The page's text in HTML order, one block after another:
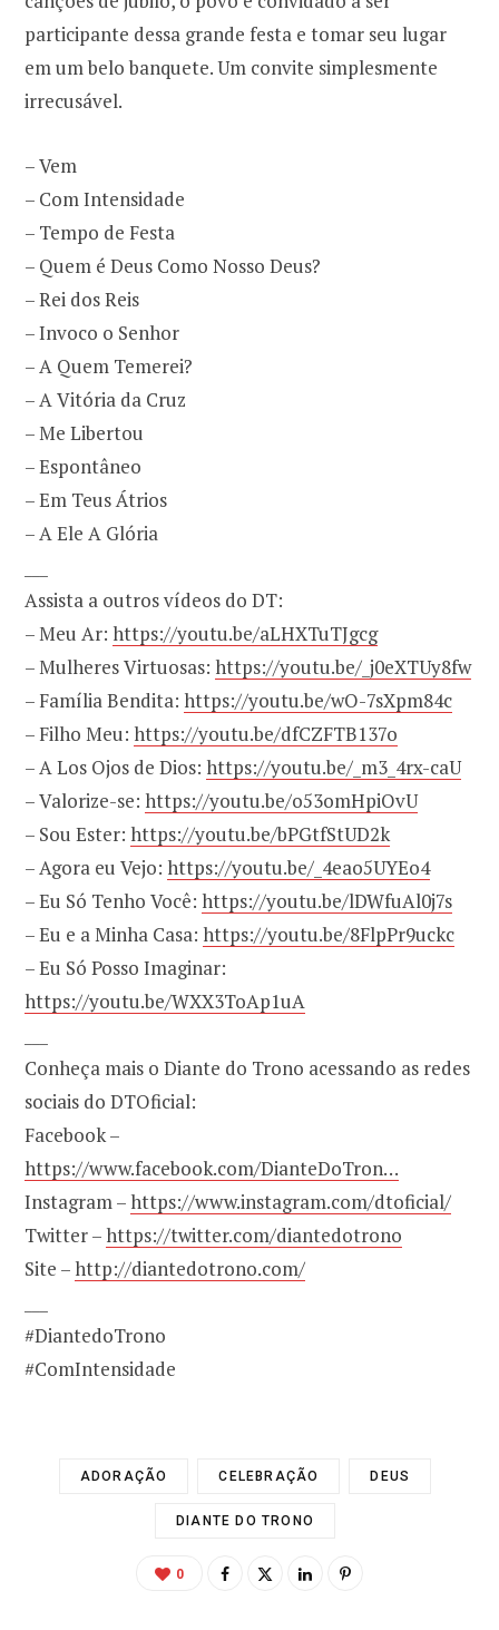
participante dessa grande festa e tomar seu lugar
em um belo banquete. Um convite simplesmente
irrecusável.
– Vem
– Com Intensidade
– Tempo de Festa
– Quem é Deus Como Nosso Deus?
– Rei dos Reis
– Invoco o Senhor
– A Quem Temerei?
– A Vitória da Cruz
– Me Libertou
– Espontâneo
– Em Teus Átrios
– A Ele A Glória
Assista a outros vídeos do DT:
– Meu Ar: https://youtu.be/aLHXTuTJgcg
– Mulheres Virtuosas: https://youtu.be/_j0eXTUy8fw
– Família Bendita: https://youtu.be/wO-7sXpm84c
– Filho Meu: https://youtu.be/dfCZFTB137o
– A Los Ojos de Dios: https://youtu.be/_m3_4rx-caU
– Valorize-se: https://youtu.be/o53omHpiOvU
– Sou Ester: https://youtu.be/bPGtfStUD2k
– Agora eu Vejo: https://youtu.be/_4eao5UYEo4
– Eu Só Tenho Você: https://youtu.be/lDWfuAl0j7s
– Eu e a Minha Casa: https://youtu.be/8FlpPr9uckc
– Eu Só Posso Imaginar:
https://youtu.be/WXX3ToAp1uA
Conheça mais o Diante do Trono acessando as redes
sociais do DTOficial:
Facebook –
https://www.facebook.com/DianteDoTron…
Instagram –https://www.instagram.com/dtoficial/
Twitter –https://twitter.com/diantedotrono
Site –http://diantedotrono.com/
#DiantedoTrono
#ComIntensidade
ADORAÇÃO CELEBRAÇÃO DEUS
DIANTE DO TRONO
0